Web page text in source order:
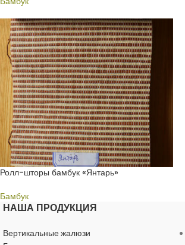
Ролл-шторы бамбук «Янтарь»
Бамбук
НАША ПРОДУКЦИЯ
Вертикальные жалюзи